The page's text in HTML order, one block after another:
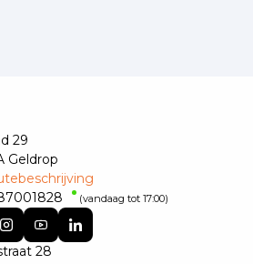
29
Geldrop
(vandaag tot 17:00)
28